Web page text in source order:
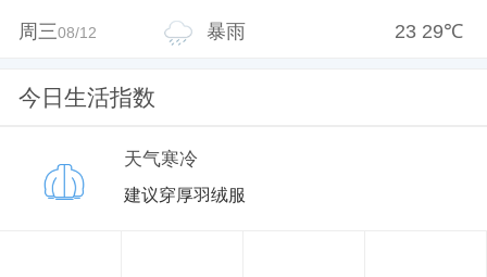
周三08/12 暴雨 23 29℃
今日生活指数
天气寒冷
建议穿厚羽绒服